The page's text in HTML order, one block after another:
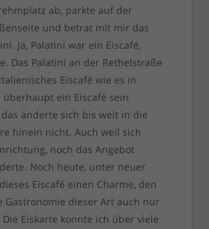
ab, parkte auf der
und betrat mit mir das
Ja, Palatini war ein Eiscafé,
Das Palatini an der Rethelstraße
Eiscafé wie es in
überhaupt ein Eiscafé sein
änderte sich bis weit in die
hinein nicht. Auch weil sich
noch das Angebot
Noch heute, unter neuer
Eiscafé einen Charme, den
Gastronomie dieser Art auch nur
Eiskarte konnte ich über viele